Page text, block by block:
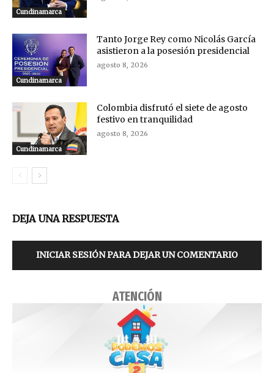
Cundinamarca
Cundinamarca
Tanto Jorge Rey como Nicolás García
asistieron a la posesión presidencial
agosto 8, 2026
Cundinamarca
Colombia disfrutó el siete de agosto
festivo en tranquilidad
agosto 8, 2026
DEJA UNA RESPUESTA
INICIAR SESIÓN PARA DEJAR UN COMENTARIO
ATENCIÓN